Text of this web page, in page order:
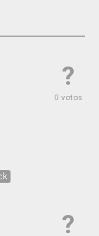
?
0 votos
?